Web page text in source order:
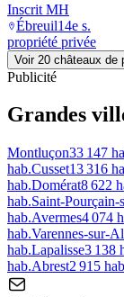
Inscrit MH
Ébreuil14e s.
propriété privée
Voir 20 châteaux de
Publicité
Grandes
Montluçon33 147
hab.Cusset13 316
hab.Domérat8 622
hab.Saint-Pourçain-
hab.Avermes4 074
hab.Varennes-sur-
hab.Lapalisse3 138
hab.Abrest2 915